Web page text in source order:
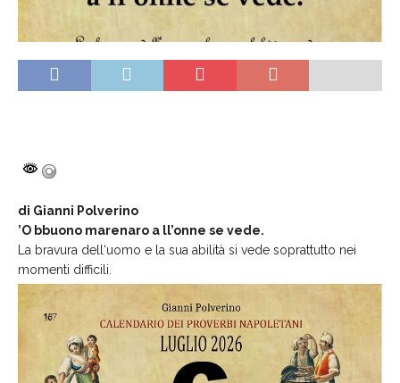
di Gianni Polverino
’O bbuono marenaro a ll’onne se vede.
La bravura dell‘uomo e la sua abilità si vede soprattutto nei
momenti difficili.